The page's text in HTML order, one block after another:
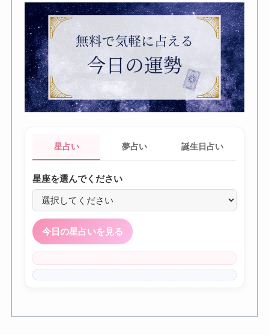
星占い 夢占い 誕生日占い
星座を選んでください
今日の星占いを見る